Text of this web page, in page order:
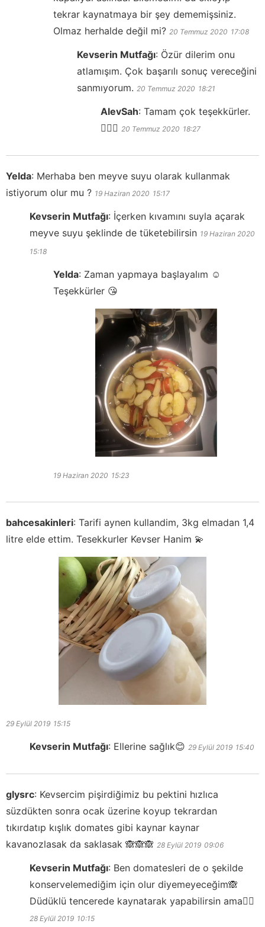
tekrar kaynatmaya bir şey dememişsiniz.
Olmaz herhalde değil mi? 20 Temmuz 2020 17:08
Kevserin Mutfağı: Özür dilerim onu
atlamışım. Çok başarılı sonuç vereceğini
sanmıyorum. 20 Temmuz 2020 18:21
AlevSah: Tamam çok teşekkürler.
🙋🏻‍♀️ 20 Temmuz 2020 18:27
Yelda: Merhaba ben meyve suyu olarak kullanmak
istiyorum olur mu ? 19 Haziran 2020 15:17
Kevserin Mutfağı: İçerken kıvamını suyla açarak
meyve suyu şeklinde de tüketebilirsin 19 Haziran 2020
15:18
Yelda: Zaman yapmaya başlayalım ☺️
Teşekkürler 😘
19 Haziran 2020 15:23
bahcesakinleri: Tarifi aynen kullandim, 3kg elmadan 1,4
litre elde ettim. Tesekkurler Kevser Hanim 💫
29 Eylül 2019 15:15
Kevserin Mutfağı: Ellerine sağlık😊 29 Eylül 2019 15:40
glysrc: Kevsercim pişirdiğimiz bu pektini hızlıca
süzdükten sonra ocak üzerine koyup tekrardan
tıkırdatıp kışlık domates gibi kaynar kaynar
kavanozlasak da saklasak 🙈🙈🙈 28 Eylül 2019 09:06
Kevserin Mutfağı: Ben domatesleri de o şekilde
konservelemediğim için olur diyemeyeceğim🙈
Düdüklü tencerede kaynatarak yapabilirsin ama👍🏻
28 Eylül 2019 10:15